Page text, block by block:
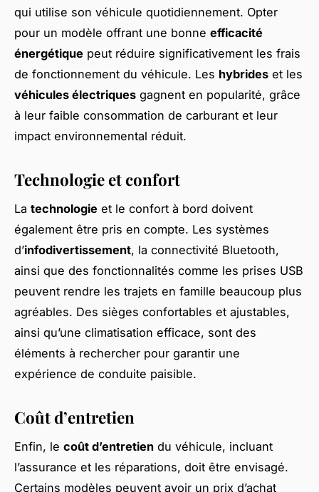
qui utilise son véhicule quotidiennement. Opter
pour un modèle offrant une bonne efficacité
énergétique peut réduire significativement les frais
de fonctionnement du véhicule. Les hybrides et les
véhicules électriques gagnent en popularité, grâce
à leur faible consommation de carburant et leur
impact environnemental réduit.
Technologie et confort
La technologie et le confort à bord doivent
également être pris en compte. Les systèmes
d’infodivertissement, la connectivité Bluetooth,
ainsi que des fonctionnalités comme les prises USB
peuvent rendre les trajets en famille beaucoup plus
agréables. Des sièges confortables et ajustables,
ainsi qu’une climatisation efficace, sont des
éléments à rechercher pour garantir une
expérience de conduite paisible.
Coût d’entretien
Enfin, le coût d’entretien du véhicule, incluant
l’assurance et les réparations, doit être envisagé.
Certains modèles peuvent avoir un prix d’achat